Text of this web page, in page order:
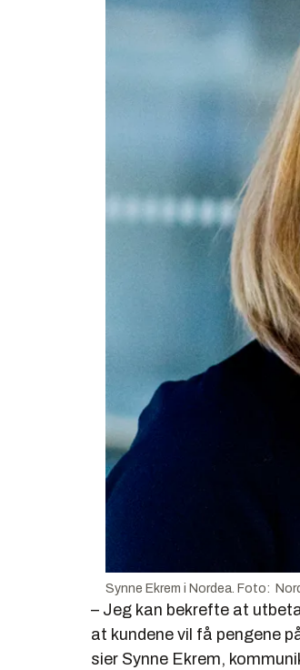
Synne Ekrem i Nordea. Foto:
– Jeg kan bekrefte at
at kundene vil få pengene
sier Synne Ekrem,